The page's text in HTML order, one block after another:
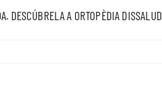
DESCÚBRELA A ORTOPÈDIA DISSALUD